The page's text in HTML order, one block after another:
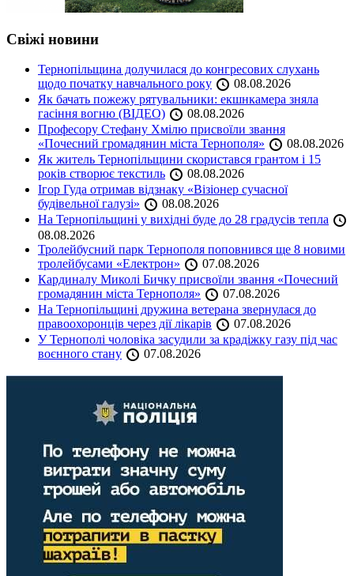
Свіжі новини
Тернопільщина долучилася до конгресових слухань
щодо початку навчального року
08.08.2026
Як бачать пожежу рятувальники: екшнкамера зняла
гасіння вогню (ВІДЕО)
08.08.2026
Професору Стефану Хмілю присвоїли звання
«Почесний громадянин міста Тернополя»
08.08.2026
Як житель Тернопільщини скористався грантом і 15
років створює текстиль
08.08.2026
Ігор Гуда отримав відзнаку «Візіонер сучасної
будівельної галузі»
08.08.2026
На Тернопільщині у вихідні буде до 28 градусів тепла
08.08.2026
Тролейбусний парк Тернополя поповнився ще 8 новими
тролейбусами «Електрон»
07.08.2026
Кардиналу Миколі Бичку присвоїли звання «Почесний
громадянин міста Тернополя»
07.08.2026
На Тернопільщині дружина ветерана звернулася до
правоохоронців через дії лікарів
07.08.2026
У Тернополі чоловіка засудили за крадіжку газу під час
воєнного стану
07.08.2026